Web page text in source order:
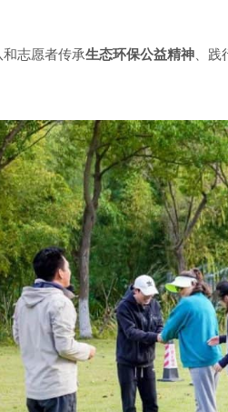
志愿者传承生态环保公益精神、践